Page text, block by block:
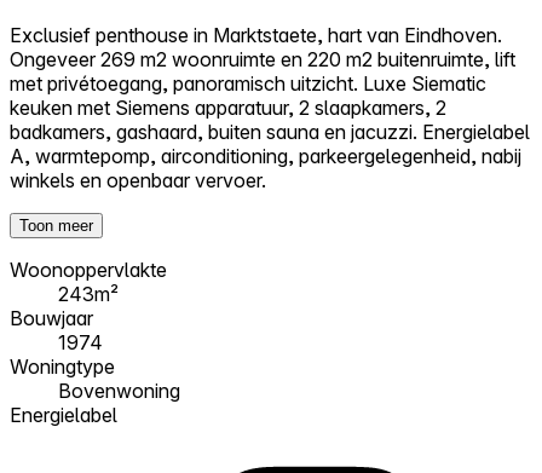
Exclusief penthouse in Marktstaete, hart van Eindhoven.
Ongeveer 269 m2 woonruimte en 220 m2 buitenruimte, lift
met privétoegang, panoramisch uitzicht. Luxe Siematic
keuken met Siemens apparatuur, 2 slaapkamers, 2
badkamers, gashaard, buiten sauna en jacuzzi. Energielabel
A, warmtepomp, airconditioning, parkeergelegenheid, nabij
winkels en openbaar vervoer.
Toon meer
Woonoppervlakte
243m²
Bouwjaar
1974
Woningtype
Bovenwoning
Energielabel